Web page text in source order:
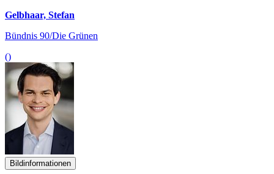
Gelbhaar, Stefan
Bündnis 90/Die Grünen
()
Bildinformationen